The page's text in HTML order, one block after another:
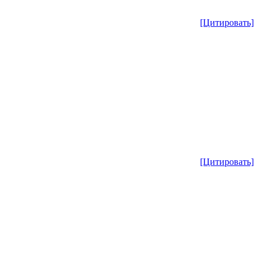
[Цитировать]
[Цитировать]